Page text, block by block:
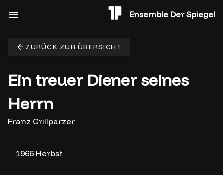
Ensemble Der Spiegel
ZURÜCK ZUR ÜBERSICHT
Ein treuer Diener seines
Herrn
Franz Grillparzer
1966 Herbst